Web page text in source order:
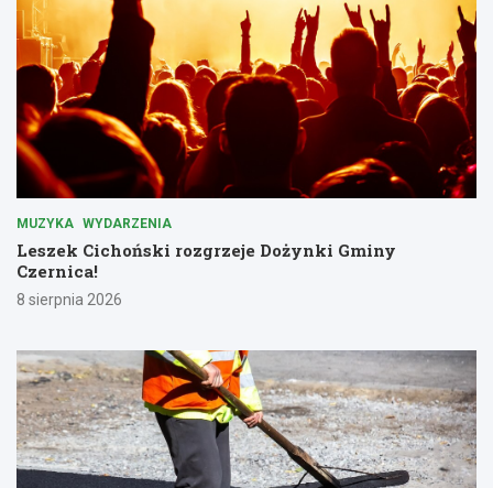
MUZYKA WYDARZENIA
Leszek Cichoński rozgrzeje Dożynki Gminy
Czernica!
8 sierpnia 2026